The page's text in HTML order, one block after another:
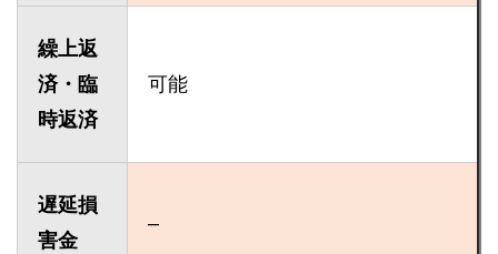
繰上返
済・臨
時返済
可能
遅延損
害金
–